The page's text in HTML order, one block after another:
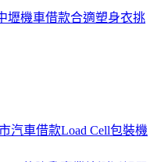
壢機車借款合適塑身衣挑
汽車借款Load Cell包裝機